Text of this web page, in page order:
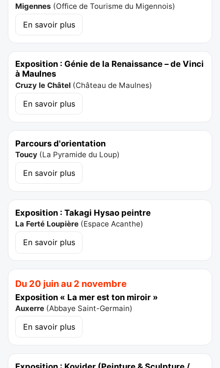
Migennes (Office de Tourisme du Migennois)
En savoir plus
Exposition : Génie de la Renaissance – de Vinci
à Maulnes
Cruzy le Châtel (Château de Maulnes)
En savoir plus
Parcours d'orientation
Toucy (La Pyramide du Loup)
En savoir plus
Exposition : Takagi Hysao peintre
La Ferté Loupière (Espace Acanthe)
En savoir plus
Du 20 juin au 2 novembre
Exposition « La mer est ton miroir »
Auxerre (Abbaye Saint-Germain)
En savoir plus